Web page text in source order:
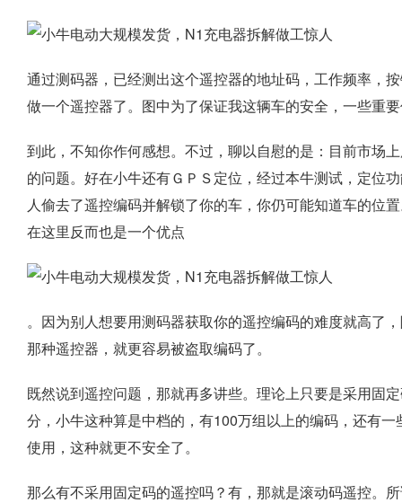
通过测码器，已经测出这个遥控器的地址码，工作频率，
做一个遥控器了。图中为了保证我这辆车的安全，一些重
到此，不知你作何感想。不过，聊以自慰的是：目前市场
的问题。好在小牛还有ＧＰＳ定位，经过本牛测试，定位
人偷去了遥控编码并解锁了你的车，你仍可能知道车的位
在这里反而也是一个优点
。因为别人想要用测码器获取你的遥控编码的难度就高了
那种遥控器，就更容易被盗取编码了。
既然说到遥控问题，那就再多讲些。理论上只要是采用固
分，小牛这种算是中档的，有100万组以上的编码，还有
使用，这种就更不安全了。
那么有不采用固定码的遥控吗？有，那就是滚动码遥控。